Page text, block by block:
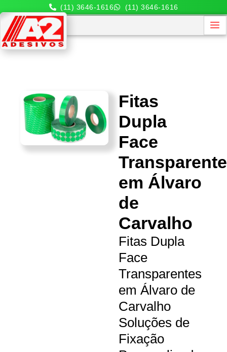
(11) 3646-1616 (11) 3646-1616
Fitas
Dupla
Face
em Álvaro
de
Carvalho
Fitas Dupla
Face
Transparentes
em Álvaro de
Carvalho
Soluções de
Fixação